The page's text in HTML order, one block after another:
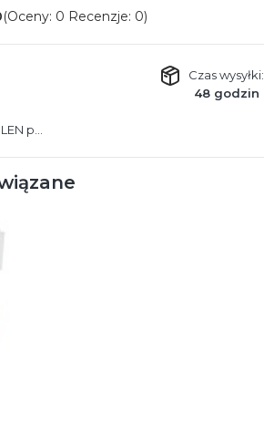
(Oceny: 0 Recenzje: 0)
Czas wysyłki:
48 godzin
paczka